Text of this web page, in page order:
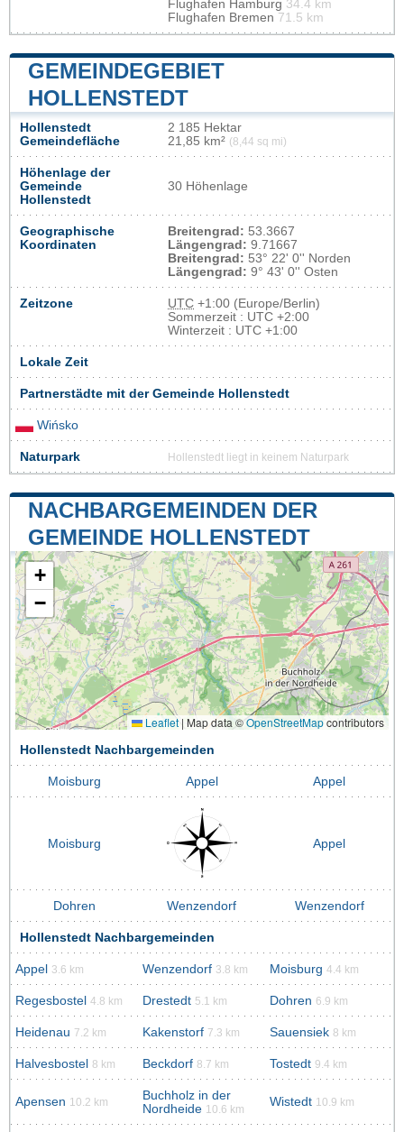
Flughafen Hamburg 34.4 km
Flughafen Bremen 71.5 km
GEMEINDEGEBIET
HOLLENSTEDT
Hollenstedt
Gemeindefläche
2 185 Hektar
21,85 km² (8,44 sq mi)
Höhenlage der
Gemeinde
Hollenstedt
30 Höhenlage
Geographische
Koordinaten
Breitengrad: 53.3667
Längengrad: 9.71667
Breitengrad: 53° 22' 0'' Norden
Längengrad: 9° 43' 0'' Osten
Zeitzone UTC +1:00 (Europe/Berlin)
Sommerzeit : UTC +2:00
Winterzeit : UTC +1:00
Lokale Zeit
Partnerstädte mit der Gemeinde Hollenstedt
Wińsko
Naturpark Hollenstedt liegt in keinem Naturpark
NACHBARGEMEINDEN DER
GEMEINDE HOLLENSTEDT
+
−
Leaflet | Map data ©OpenStreetMapcontributors
Hollenstedt Nachbargemeinden
Moisburg Appel Appel
Moisburg Appel
Dohren Wenzendorf Wenzendorf
Hollenstedt Nachbargemeinden
Appel 3.6 km Wenzendorf 3.8 km Moisburg 4.4 km
Regesbostel 4.8 km Drestedt 5.1 km Dohren 6.9 km
Heidenau 7.2 km Kakenstorf 7.3 km Sauensiek 8 km
Halvesbostel 8 km Beckdorf 8.7 km Tostedt 9.4 km
Apensen 10.2 km
Buchholz in der
Nordheide 10.6 km
Wistedt 10.9 km